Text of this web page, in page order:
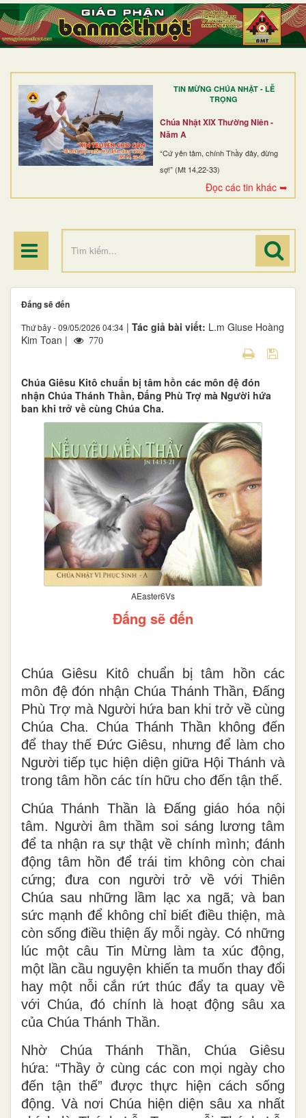
TIN MỪNG CHÚA NHẬT - LỄ
TRỌNG
Chúa Nhật XIX Thường Niên -
Năm A
“Cứ yên tâm, chính Thầy đây, đừng
sợ!” (Mt 14,22-33)
Đọc các tin khác ➥
TRANG NHẤT
GIỚI THIỆU
DÒNG TU
BAN MỤC VỤ
ĐOÀN THỂ CG
ĐIỂM HÀNH HƯƠNG
Đấng sẽ đến
Thứ bảy - 09/05/2026 04:34 | Tác giả bài viết: L.m Giuse Hoàng
Kim Toan |
770
Chúa Giêsu Kitô chuẩn bị tâm hồn các môn đệ đón
nhận Chúa Thánh Thần, Đấng Phù Trợ mà Người hứa
ban khi trở về cùng Chúa Cha.
AEaster6Vs
Đấng sẽ đến
Chúa Giêsu Kitôchuẩn bị tâm hồn các
môn đệ đón nhận Chúa Thánh Thần, Đấng
Phù Trợ mà Người hứa ban khi trở về cùng
Chúa Cha. Chúa Thánh Thần không đến
để thay thế Đức Giêsu, nhưng để làm cho
Người tiếp tục hiện diện giữa Hội Thánh và
trong tâm hồn các tín hữu cho đến tận thế.
Chúa Thánh Thần là Đấng giáo hóa nội
tâm. Người âm thầm soi sáng lương tâm
để ta nhận ra sự thật về chính mình; đánh
động tâm hồn để trái tim không còn chai
cứng; đưa con người trở về với Thiên
Chúa sau những lầm lạc xa ngã; và ban
sức mạnh để không chỉ biết điều thiện, mà
còn sống điều thiện ấy mỗi ngày. Có những
lúc một câu Tin Mừng làm ta xúc động,
một lần cầu nguyện khiến ta muốn thay đổi
hay một nỗi cắn rứt thúc đẩy ta quay về
với Chúa, đó chính là hoạt động sâu xa
của Chúa Thánh Thần.
Nhờ Chúa Thánh Thần, Chúa Giêsu
hứa: “Thầy ở cùng các con mọi ngày cho
đến tận thế” được thực hiện cách sống
động. Và nơi Chúa hiện diện sâu xa nhất